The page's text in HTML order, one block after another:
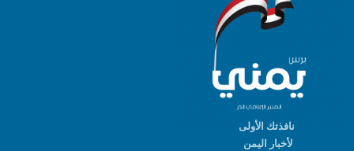
نافذتك الأولى
لأخبار اليمن